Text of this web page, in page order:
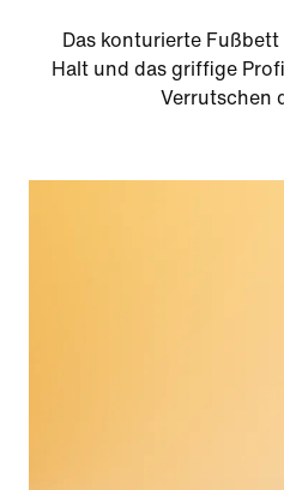
Das konturierte
Halt und das griffige
Verrutschen